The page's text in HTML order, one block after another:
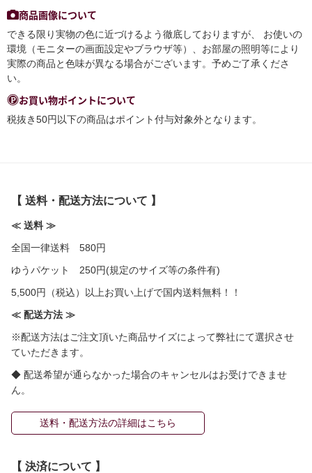
商品画像について
できる限り実物の色に近づけるよう徹底しておりますが、 お使いの
環境（モニターの画面設定やブラウザ等）、お部屋の照明等により
実際の商品と色味が異なる場合がございます。予めご了承くださ
い。
お買い物ポイントについて
税抜き50円以下の商品はポイント付与対象外となります。
【 送料・配送方法について 】
≪ 送料 ≫
全国一律送料 580円
ゆうパケット 250円(規定のサイズ等の条件有)
5,500円（税込）以上お買い上げで国内送料無料！！
≪ 配送方法 ≫
※配送方法はご注文頂いた商品サイズによって弊社にて選択させ
ていただきます。
◆ 配送希望が通らなかった場合のキャンセルはお受けできませ
ん。
送料・配送方法の詳細はこちら
【 決済について 】